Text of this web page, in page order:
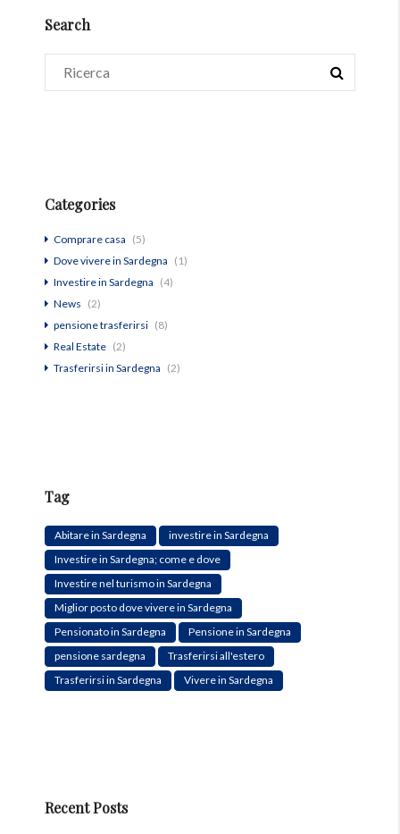
Search
Categories
Comprare casa (5)
Dove vivere in Sardegna (1)
Investire in Sardegna (4)
News (2)
pensione trasferirsi (8)
Real Estate (2)
Trasferirsi in Sardegna (2)
Tag
Abitare in Sardegna
investire in Sardegna
Investire in Sardegna; come e dove
Investire nel turismo in Sardegna
Miglior posto dove vivere in Sardegna
Pensionato in Sardegna
Pensione in Sardegna
pensione sardegna
Trasferirsi all'estero
Trasferirsi in Sardegna
Vivere in Sardegna
Recent Posts